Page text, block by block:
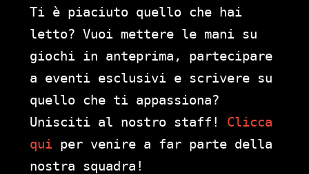
Ti è piaciuto quello che hai
letto? Vuoi mettere le mani su
giochi in anteprima, partecipare
a eventi esclusivi e scrivere su
quello che ti appassiona?
Unisciti al nostro staff! Clicca
qui per venire a far parte della
nostra squadra!